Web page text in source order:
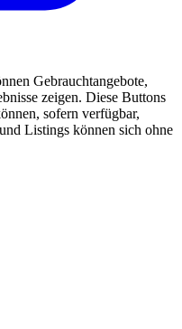
Gebrauchtangebote,
zeigen. Diese Buttons
sofern verfügbar,
Listings können sich ohne